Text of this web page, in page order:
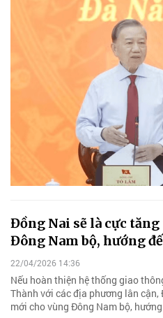
Đồng Nai sẽ là cực
Đông Nam bộ, hướng
22/04/2026 14:36
Nếu hoàn thiện hệ thống giao
Thành với các địa phương lân
mới cho vùng Đông Nam bộ,